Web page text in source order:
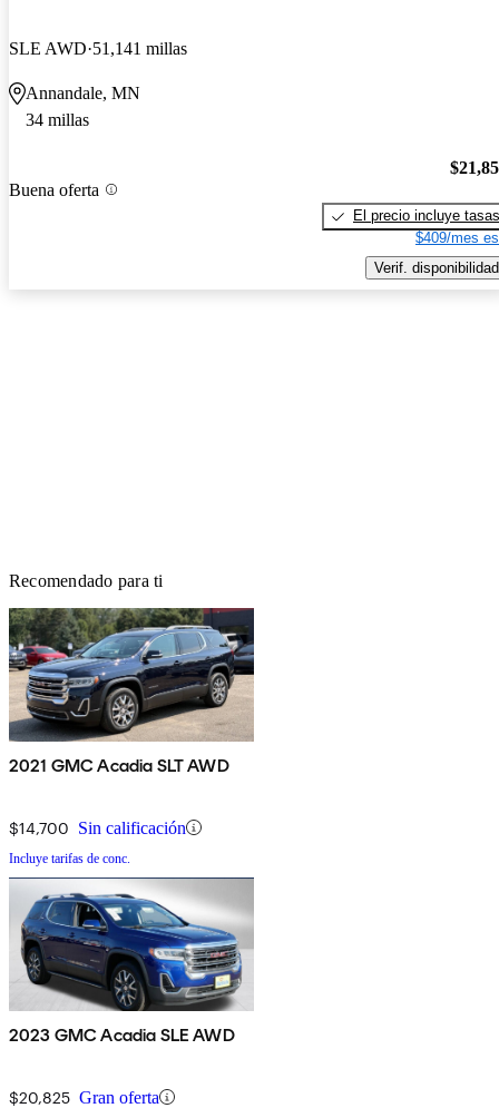
SLE AWD 51,141 millas
Annandale, MN
34 millas
Buena oferta
El precio incluye tasas
$409/mes
Verif. disponibilidad
Recomendado para ti
2021 GMC Acadia SLT AWD
$14,700 Sin calificación
Incluye tarifas de conc.
2023 GMC Acadia SLE AWD
$20,825 Gran oferta